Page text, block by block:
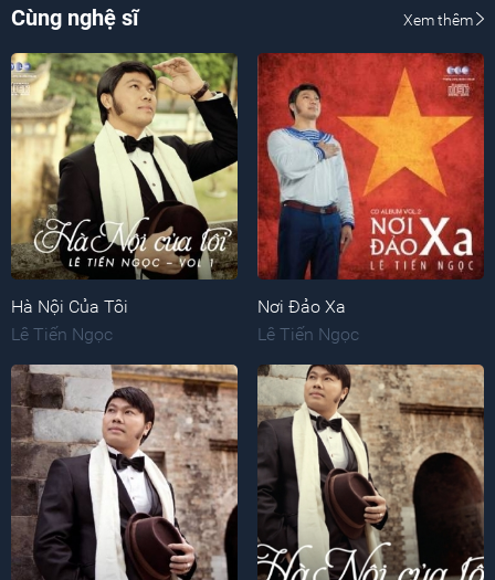
Cùng nghệ sĩ Xem thêm
Hà Nội Của Tôi
Lê Tiến Ngọc
Nơi Đảo Xa
Lê Tiến Ngọc